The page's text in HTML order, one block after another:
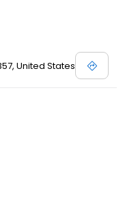
United States